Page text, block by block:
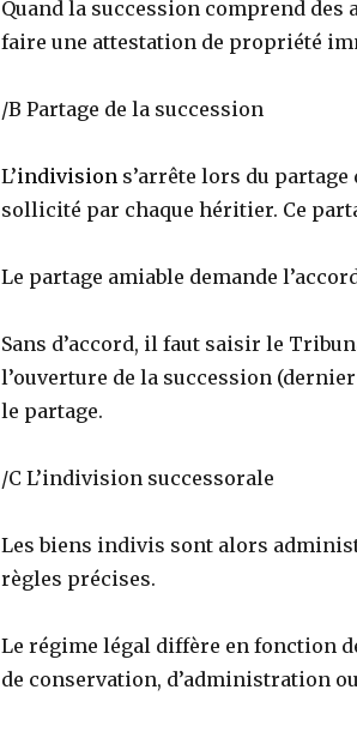
Quand la succession comprend
faire une attestation de propriété
/B Partage de la succession
L’indivision s’arrête lors du
sollicité par chaque héritier. Ce
Le partage amiable demande
Sans d’accord, il faut saisir le
l’ouverture de la succession
le partage.
/C L’indivision successorale
Les biens indivis sont alors
règles précises.
Le régime légal diffère en fonction
de conservation, d’administration